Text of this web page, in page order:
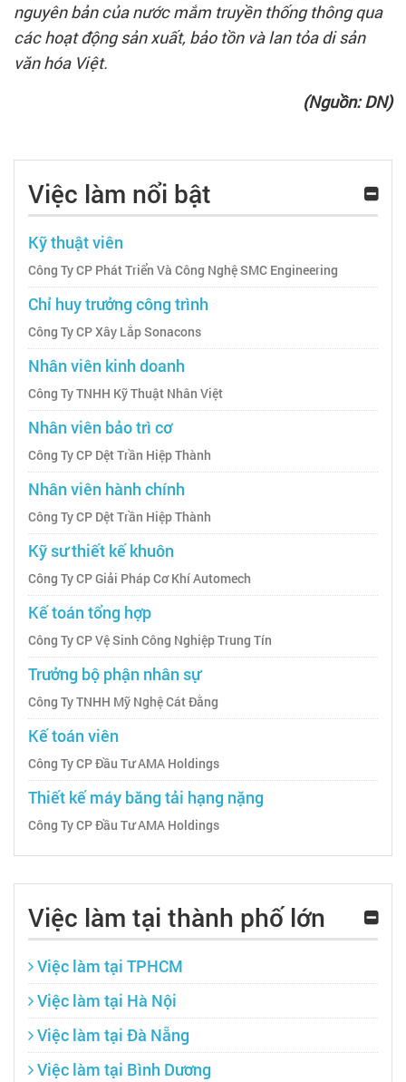
nguyên bản của nước mắm truyền thống thông qua
các hoạt động sản xuất, bảo tồn và lan tỏa di sản
văn hóa Việt.
(Nguồn: DN)
Việc làm nổi bật
Kỹ thuật viên
Công Ty CP Phát Triển Và Công Nghệ SMC Engineering
Chỉ huy trưởng công trình
Công Ty CP Xây Lắp Sonacons
Nhân viên kinh doanh
Công Ty TNHH Kỹ Thuật Nhân Việt
Nhân viên bảo trì cơ
Công Ty CP Dệt Trần Hiệp Thành
Nhân viên hành chính
Công Ty CP Dệt Trần Hiệp Thành
Kỹ sư thiết kế khuôn
Công Ty CP Giải Pháp Cơ Khí Automech
Kế toán tổng hợp
Công Ty CP Vệ Sinh Công Nghiệp Trung Tín
Trưởng bộ phận nhân sự
Công Ty TNHH Mỹ Nghệ Cát Đằng
Kế toán viên
Công Ty CP Đầu Tư AMA Holdings
Thiết kế máy băng tải hạng nặng
Công Ty CP Đầu Tư AMA Holdings
Việc làm tại thành phố lớn
Việc làm tại TPHCM
Việc làm tại Hà Nội
Việc làm tại Đà Nẵng
Việc làm tại Bình Dương